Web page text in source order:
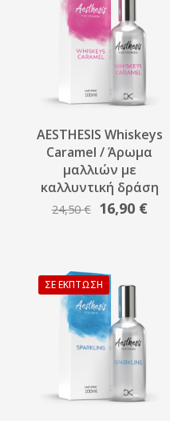
AESTHESIS Whiskeys
Caramel / Άρωμα
μαλλιών με
καλλυντική δράση
24,50€ Original
16,90 €Η
ΣΕ ΈΚΠΤΩΣΗ